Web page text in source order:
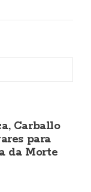
Carballo
para
da Morte